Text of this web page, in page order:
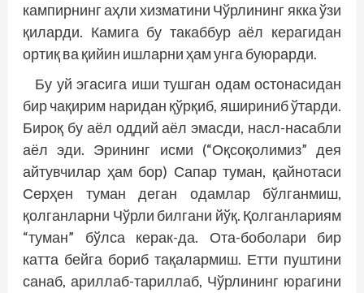
кампирнинг аҳли хизматини Чўрлининг якка ўзи
қиларди. Камига бу такаббур аёл керагидан
ортиқ ва қийин ишларни ҳам унга буюрарди.
Бу уй эгасига иши тушган одам остонасидан
бир чақирим наридан қўрқиб, яшириниб ўтарди.
Бироқ бу аёл оддий аёл эмасди, насл-насабли
аёл эди. Эрининг исми (“Оқсоқолимиз” дея
айтувчилар ҳам бор) Сапар туман, қайнотаси
Серҳен туман деган одамлар бўлганмиш,
қолганларни Чўрли билгани йўқ. Қолганлариям
“туман” бўлса керак-да. Ота-боболари бир
катта бейга бориб тақалармиш. Етти пуштини
санаб, ариллаб-тариллаб, Чўрлининг юрагини